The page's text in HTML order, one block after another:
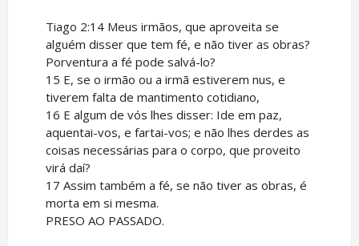
Tiago 2:14 Meus irmãos, que aproveita se
alguém disser que tem fé, e não tiver as obras?
Porventura a fé pode salvá-lo?
15 E, se o irmão ou a irmã estiverem nus, e
tiverem falta de mantimento cotidiano,
16 E algum de vós lhes disser: Ide em paz,
aquentai-vos, e fartai-vos; e não lhes derdes as
coisas necessárias para o corpo, que proveito
virá daí?
17 Assim também a fé, se não tiver as obras, é
morta em si mesma.
PRESO AO PASSADO.